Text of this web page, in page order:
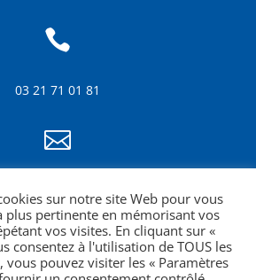

03 21 71 01 81

info@amf62.fr
mentions légales
sur notre site Web pour vous
plus pertinente en mémorisant vos
vos visites. En cliquant sur «
consentez à l'utilisation de TOUS les
vous pouvez visiter les « Paramètres